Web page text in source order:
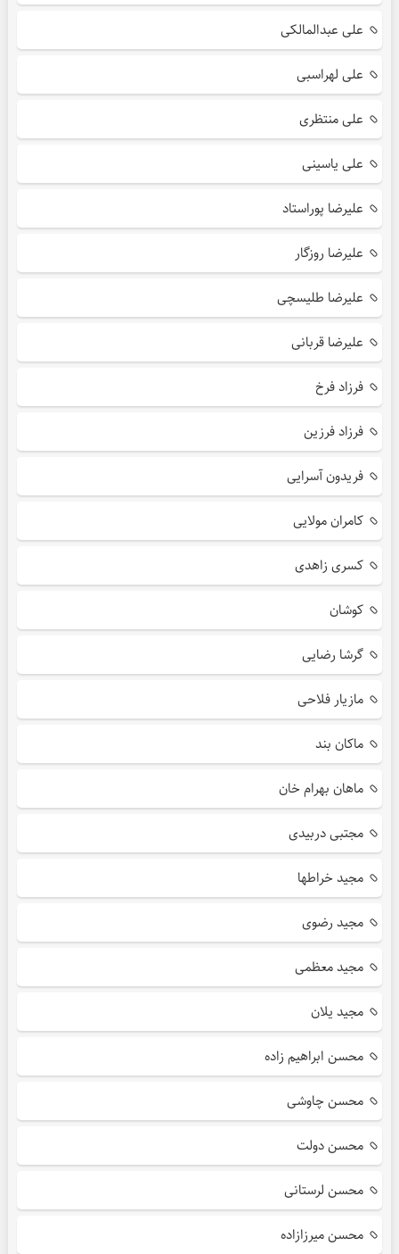
علی عبدالمالکی
علی لهراسبی
علی منتظری
علی یاسینی
علیرضا پوراستاد
علیرضا روزگار
علیرضا طلیسچی
علیرضا قربانی
فرزاد فرخ
فرزاد فرزین
فریدون آسرایی
کامران مولایی
کسری زاهدی
کوشان
گرشا رضایی
مازیار فلاحی
ماکان بند
ماهان بهرام خان
مجتبی دربیدی
مجید خراطها
مجید رضوی
مجید معظمی
مجید یلان
محسن ابراهیم زاده
محسن چاوشی
محسن دولت
محسن لرستانی
محسن میرزازاده